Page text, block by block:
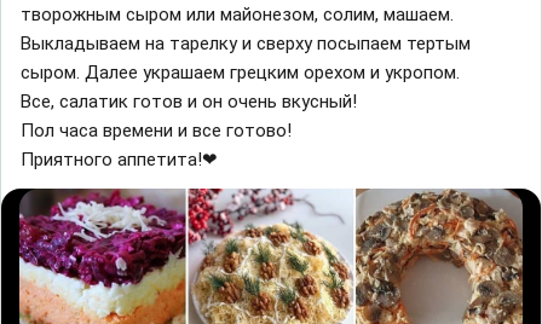
творожным сыром или майонезом, солим, машаем.
Выкладываем на тарелку и сверху посыпаем тертым
сыром. Далее украшаем грецким орехом и укропом.
Все, салатик готов и он очень вкусный!
Пол часа времени и все готово!
Приятного аппетита!❤